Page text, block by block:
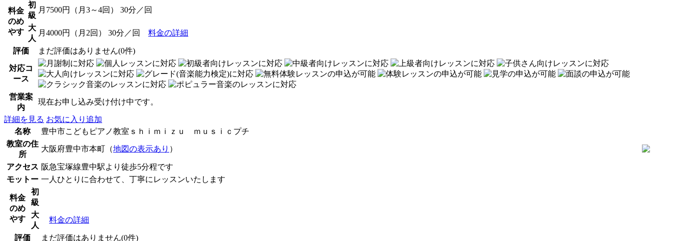
料金
のめ
やす
初
級
月7500円（月3～4回） 30分／回
大
人
月4000円（月2回） 30分／回 料金の詳細
評価 まだ評価はありません(0件)
対応コ
ース
営業案
内
現在お申し込み受け付け中です。
詳細を見る お気に入り追加
名称
豊中市こどもピアノ教室ｓｈｉｍｉｚｕ ｍｕｓｉｃプチ
教室の住
所
大阪府豊中市本町（地図の表示あり ）
アクセス 阪急宝塚線豊中駅より徒歩5分程です
モットー 一人ひとりに合わせて、丁寧にレッスンいたします
料金
のめ
やす
初
級
大
人
料金の詳細
評価 まだ評価はありません(0件)